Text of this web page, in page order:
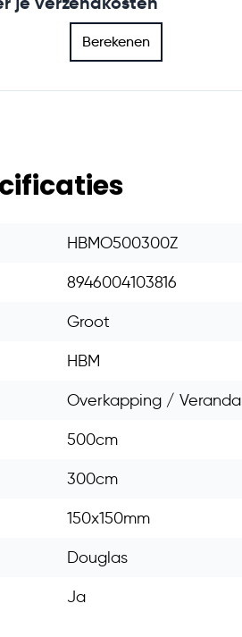
Berekenen
HBMO500300Z
8946004103816
Groot
HBM
Overkapping / Veranda
500cm
300cm
150x150mm
Douglas
Ja